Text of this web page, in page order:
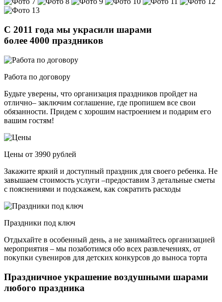
C 2011 года мы украсили шарами
более 4000 праздников
Работа по договору
Будьте уверены, что организация праздников пройдет на
отлично– заключим соглашение, где пропишем все свои
обязанности. Придем с хорошим настроением и подарим его
вашим гостям!
Цены от 3990 рублей
Закажите яркий и доступный праздник для своего ребенка. Не
завышаем стоимость услуги –предоставим 3 детальные сметы
с пояснениями и подскажем, как сократить расходы
Праздники под ключ
Отдыхайте в особенный день, а не занимайтесь организацией
мероприятия – мы позаботимся обо всех развлечениях, от
покупки сувениров для детских конкурсов до выноса торта
Праздничное украшение воздушными шарами
любого праздника